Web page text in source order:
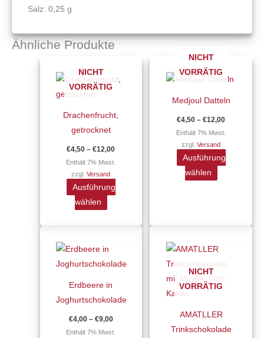
Salz: 0,25 g
Ähnliche Produkte
NICHT
VORRÄTIG
Drachenfrucht,
getrocknet
€4,50 –€12,00
Preisspanne:
bis
Enthält 7% Mwst.
zzgl.Versand
Ausführung
wählen
Produkt
weist
Varianten
Die
Optionen
können
auf
der
Produktseite
werden
NICHT
VORRÄTIG
Medjoul Datteln
€4,50 –€12,00
bis
Enthält 7% Mwst.
zzgl.Versand
Ausführung
wählen
Produkt
Varianten
auf.
Die
Optionen
können
Produktseite
werden
Erdbeere in
Joghurtschokolade
€4,00 – €9,00
Preisspanne:
Enthält 7% Mwst.
Produkt
weist
Die
Optionen
NICHT
VORRÄTIG
AMATLLER
Trinkschokolade